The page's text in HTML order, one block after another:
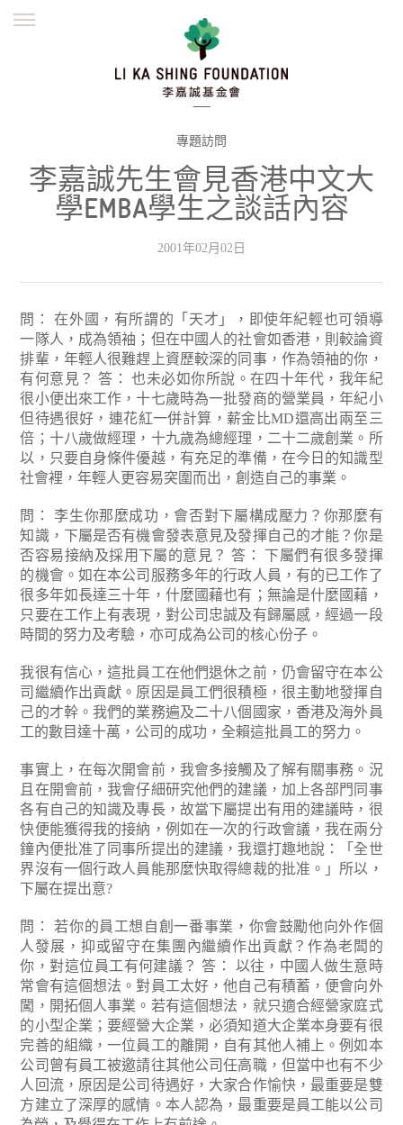
並肩同行
繁體
專題訪問
李嘉誠先生會見香港中文大
學EMBA學生之談話內容
2001年02月02日
問： 在外國，有所謂的「天才」，即使年紀輕也可領導
一隊人，成為領袖；但在中國人的社會如香港，則較論資
排輩，年輕人很難趕上資歷較深的同事，作為領袖的你，
有何意見？ 答： 也未必如你所說。在四十年代，我年紀
很小便出來工作，十七歲時為一批發商的營業員，年紀小
但待遇很好，連花紅一併計算，薪金比MD還高出兩至三
倍；十八歲做經理，十九歲為總經理，二十二歲創業。所
以，只要自身條件優越，有充足的準備，在今日的知識型
社會裡，年輕人更容易突圍而出，創造自己的事業。
問： 李生你那麼成功，會否對下屬構成壓力？你那麼有
知識，下屬是否有機會發表意見及發揮自己的才能？你是
否容易接納及採用下屬的意見？ 答： 下屬們有很多發揮
的機會。如在本公司服務多年的行政人員，有的已工作了
很多年如長達三十年，什麼國藉也有；無論是什麼國藉，
只要在工作上有表現，對公司忠誠及有歸屬感，經過一段
時間的努力及考驗，亦可成為公司的核心份子。
我很有信心，這批員工在他們退休之前，仍會留守在本公
司繼續作出貢獻。原因是員工們很積極，很主動地發揮自
己的才幹。我們的業務遍及二十八個國家，香港及海外員
工的數目達十萬，公司的成功，全賴這批員工的努力。
事實上，在每次開會前，我會多接觸及了解有關事務。況
且在開會前，我會仔細研究他們的建議，加上各部門同事
各有自己的知識及專長，故當下屬提出有用的建議時，很
快便能獲得我的接納，例如在一次的行政會議，我在兩分
鐘內便批准了同事所提出的建議，我還打趣地說：「全世
界沒有一個行政人員能那麼快取得總裁的批准。」所以，
下屬在提出意?
問： 若你的員工想自創一番事業，你會鼓勵他向外作個
人發展，抑或留守在集團內繼續作出貢獻？作為老闆的
你，對這位員工有何建議？ 答： 以往，中國人做生意時
常會有這個想法。對員工太好，他自己有積蓄，便會向外
闖，開拓個人事業。若有這個想法，就只適合經營家庭式
的小型企業；要經營大企業，必須知道大企業本身要有很
完善的組織，一位員工的離開，自有其他人補上。例如本
公司曾有員工被邀請往其他公司任高職，但當中也有不少
人回流，原因是公司待遇好，大家合作愉快，最重要是雙
方建立了深厚的感情。本人認為，最重要是員工能以公司